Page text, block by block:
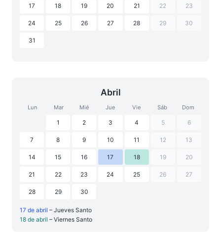
17 18 19 20 21 22 23
24 25 26 27 28 29 30
31
Abril
Lun Mar Mié Jue Vie Sáb Dom
1 2 3 4 5 6
7 8 9 10 11 12 13
14 15 16 17 18 19 20
21 22 23 24 25 26 27
28 29 30
17 de abril – Jueves Santo
18 de abril – Viernes Santo